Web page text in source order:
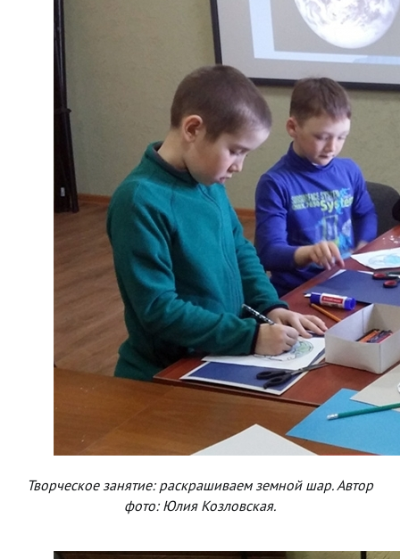
Творческое занятие: раскрашиваем земной шар. Автор
фото: Юлия Козловская.